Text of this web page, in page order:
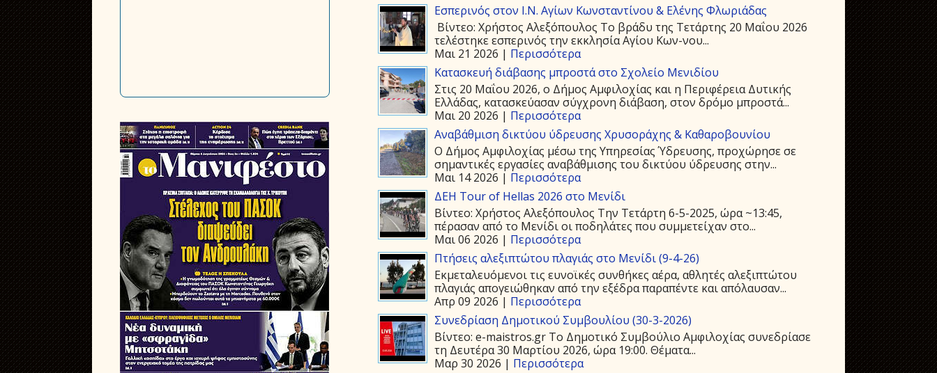
Εσπερινός στον Ι.Ν. Αγίων Κωνσταντίνου & Ελένης Φλωριάδας
Βίντεο: Χρήστος Αλεξόπουλος Το βράδυ της Τετάρτης 20 Μαΐου 2026
τελέστηκε εσπερινός την εκκλησία Αγίου Kων-νου...
Μαι 21 2026 | Περισσότερα
Κατασκευή διάβασης μπροστά στο Σχολείο Μενιδίου
Στις 20 Μαΐου 2026, ο Δήμος Αμφιλοχίας και η Περιφέρεια Δυτικής
Ελλάδας, κατασκεύασαν σύγχρονη διάβαση, στον δρόμο μπροστά...
Μαι 20 2026 | Περισσότερα
Αναβάθμιση δικτύου ύδρευσης Χρυσοράχης & Καθαροβουνίου
Ο Δήμος Αμφιλοχίας μέσω της Υπηρεσίας Ύδρευσης, προχώρησε σε
σημαντικές εργασίες αναβάθμισης του δικτύου ύδρευσης στην...
Μαι 14 2026 | Περισσότερα
ΔΕΗ Tour of Hellas 2026 στο Μενίδι
Βίντεο: Χρήστος Αλεξόπουλος Την Τετάρτη 6-5-2025, ώρα ~13:45,
πέρασαν από το Μενίδι οι ποδηλάτες που συμμετείχαν στο...
Μαι 06 2026 | Περισσότερα
Πτήσεις αλεξιπτώτου πλαγιάς στο Μενίδι (9-4-26)
Εκμεταλευόμενοι τις ευνοϊκές συνθήκες αέρα, αθλητές αλεξιπτώτου
πλαγιάς απογειώθηκαν από την εξέδρα παραπέντε και απόλαυσαν...
Απρ 09 2026 | Περισσότερα
Συνεδρίαση Δημοτικού Συμβουλίου (30-3-2026)
Βίντεο: e-maistros.gr Το Δημοτικό Συμβούλιο Αμφιλοχίας συνεδρίασε
τη Δευτέρα 30 Μαρτίου 2026, ώρα 19:00. Θέματα...
Μαρ 30 2026 | Περισσότερα